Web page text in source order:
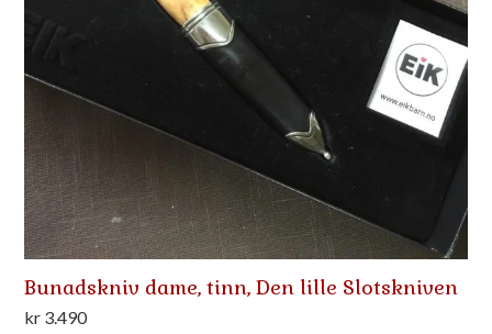
Bunadskniv dame, tinn, Den lille Slotskniven
kr 3.490